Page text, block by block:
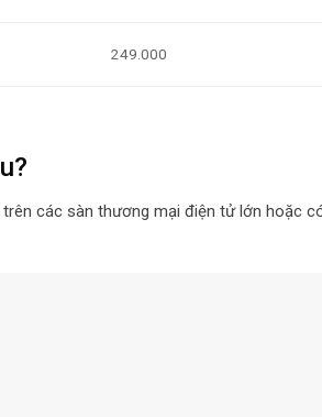
249.000
các sàn thương mại điện tử lớn hoặc